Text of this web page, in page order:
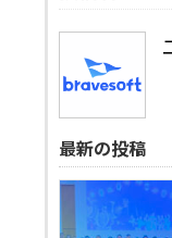
最新の投稿